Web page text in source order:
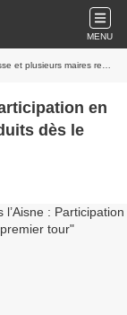
MENU
reconduits dès le premier tour
en
dès le